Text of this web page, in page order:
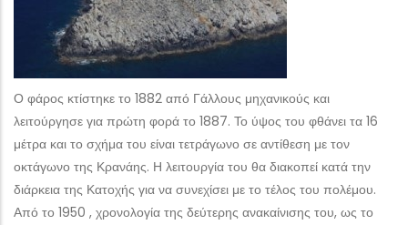
Ο φάρος κτίστηκε το 1882 από Γάλλους μηχανικούς και
λειτούργησε για πρώτη φορά το 1887. Το ύψος του φθάνει τα 16
μέτρα και το σχήμα του είναι τετράγωνο σε αντίθεση με τον
οκτάγωνο της Κρανάης. Η λειτουργία του θα διακοπεί κατά την
διάρκεια της Κατοχής για να συνεχίσει με το τέλος του πολέμου.
Από το 1950 , χρονολογία της δεύτερης ανακαίνισης του, ως το